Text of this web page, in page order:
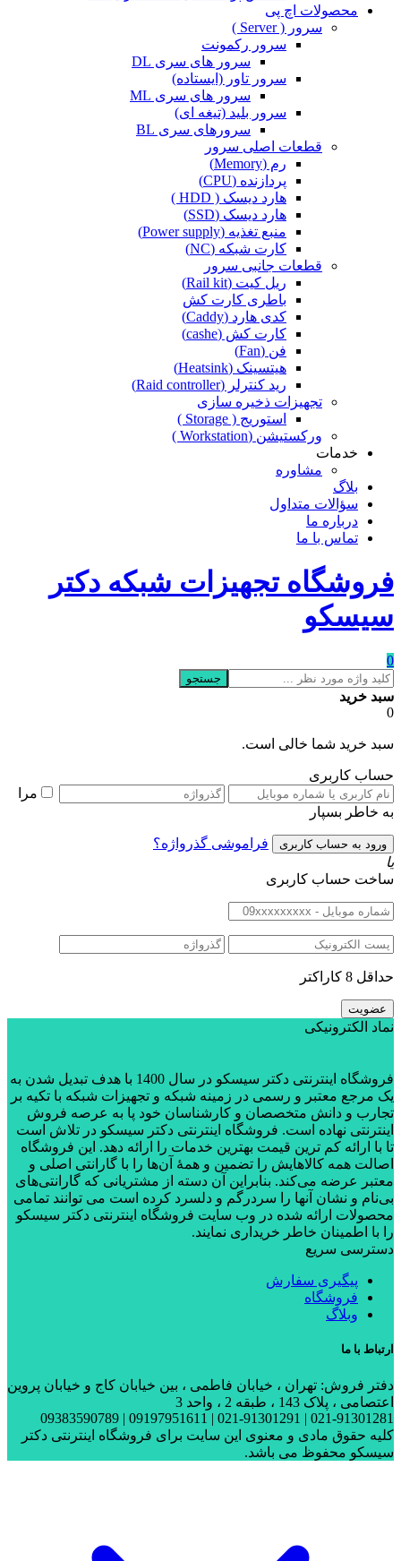
محصولات اچ پی
سرور ( Server )
سرور رکمونت
سرور های سری DL
سرور تاور (ایستاده)
سرور های سری ML
سرور بلید (تیغه ای)
سرورهای سری BL
قطعات اصلی سرور
رم (Memory)
پردازنده (CPU)
هارد دیسک ( HDD )
هارد دیسک (SSD)
منبع تغذیه (Power supply)
کارت شبکه (NC)
قطعات جانبی سرور
ریل کیت (Rail kit)
باطری کارت کش
کدی هارد (Caddy)
کارت کش (cashe)
فن (Fan)
هیتسینک (Heatsink)
رید کنترلر (Raid controller)
تجهیزات ذخیره سازی
استوریج ( Storage )
ورکستیشن (Workstation )
خدمات
مشاوره
بلاگ
سؤالات متداول
درباره ما
تماس با ما
فروشگاه تجهیزات شبکه دکتر
سیسکو
0
جستجو
سبد خرید
0
سبد خرید شما خالی است.
حساب کاربری
مرا
به خاطر بسپار
فراموشی گذرواژه؟
یا
ساخت حساب کاربری
حداقل 8 کاراکتر
نماد الکترونیکی
فروشگاه اینترنتی دکتر سیسکو در سال 1400 با هدف تبدیل شدن به
یک مرجع معتبر و رسمی در زمینه شبکه و تجهیزات شبکه با تکیه بر
تجارب و دانش متخصصان و کارشناسان خود پا به عرصه فروش
اینترنتی نهاده است. فروشگاه اینترنتی دکتر سیسکو در تلاش است
تا با ارائه کم ترین قیمت بهترین خدمات را ارائه دهد. این فروشگاه
اصالت همه کالاهایش را تضمین و همۀ آن‌ها را با گارانتی اصلی و
معتبر عرضه می‌کند. بنابراین آن دسته از مشتریانی که گارانتی‌های
بی‌نام و نشان آنها را سردرگم و دلسرد کرده است می توانند تمامی
محصولات ارائه شده در وب سایت فروشگاه اینترنتی دکتر سیسکو
را با اطمینان خاطر خریداری نمایند.
دسترسی سریع
پیگیری سفارش
فروشگاه
وبلاگ
ارتباط با ما
دفتر فروش: تهران ، خیابان فاطمی ، بین خیابان کاج و خیابان پروین
اعتصامی ، پلاک 143 ، طبقه 2 ، واحد 3
021-91301281 | 021-91301291 | 09197951611 | 09383590789
کلیه حقوق مادی و معنوی این سایت برای فروشگاه اینترنتی دکتر
سیسکو محفوظ می باشد.